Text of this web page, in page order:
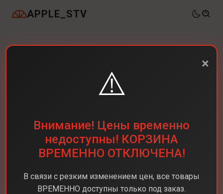
APPLE_STV
×
⚠️
Внимание! Цены временно
недоступны! КОРЗИНА
ВРЕМЕННО ОТКЛЮЧЕНА!
В связи с резким изменением цен, все товары
ВРЕМЕННО доступны только под заказ.